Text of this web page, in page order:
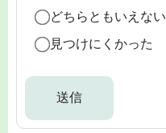
どちらともいえない
見つけにくかった